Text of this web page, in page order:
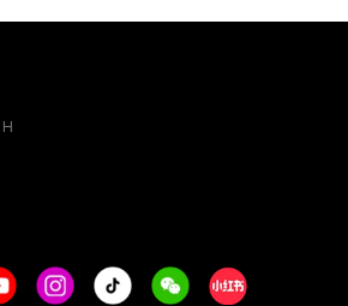
Instagram
Tiktok WeechatXiaohongshu/